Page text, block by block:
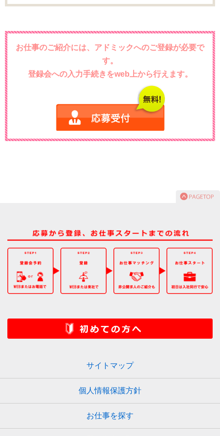
お仕事のご紹介には、アドミックへのご登録が必要で
す。
登録会への入力手続きをweb上から行えます。
サイトマップ
個人情報保護方針
お仕事を探す